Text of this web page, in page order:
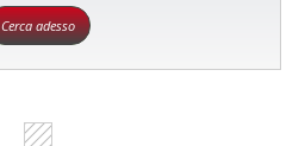
Cerca adesso